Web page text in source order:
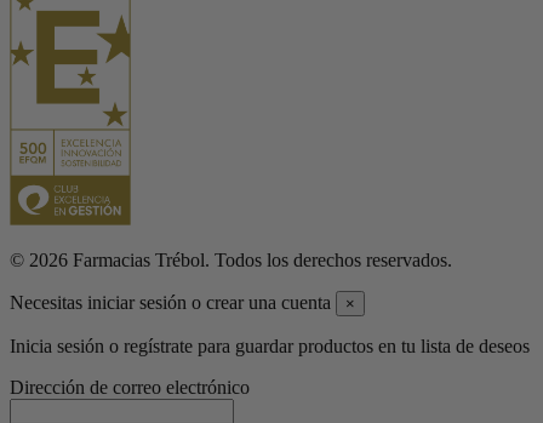
© 2026 Farmacias Trébol. Todos los derechos reservados.
Necesitas iniciar sesión o crear una cuenta ×
Inicia sesión o regístrate para guardar productos en tu lista de deseos
Dirección de correo electrónico